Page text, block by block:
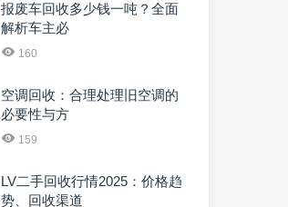
报废车回收多少钱一吨？全面
解析车主必
160
空调回收：合理处理旧空调的
必要性与方
159
LV二手回收行情2025：价格趋
势、回收渠道